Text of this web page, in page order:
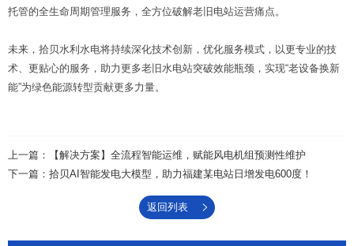
托管的全生命周期管理服务，全方位破解老旧电站运营痛点。
未来，拾贝水利水电将持续深化技术创新，优化服务模式，以更专业的技
术、更贴心的服务，助力更多老旧水电站突破效能瓶颈，实现“老设备换新
能”为绿色能源转型贡献更多力量。
上一篇：【解决方案】全流程智能运维，赋能风电机组预测性维护
下一篇：拾贝AI智能发电大模型，助力福建某电站日增发电600度！
返回列表
请选择您的行业